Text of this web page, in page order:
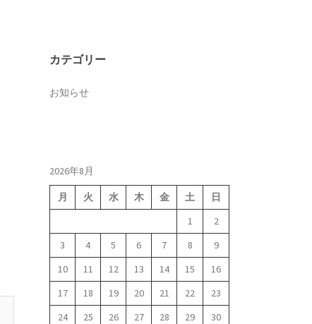
カテゴリー
お知らせ
2026年8月
月 火 水 木 金 土
日
1
2
3
4 5 6 7 8
9
10
11 12 13 14 15
16
17
18 19 20 21 22
23
24
25 26 27 28 29
30